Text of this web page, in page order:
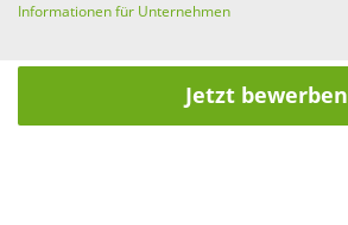
Informationen für Unternehmen
Jetzt bewerben